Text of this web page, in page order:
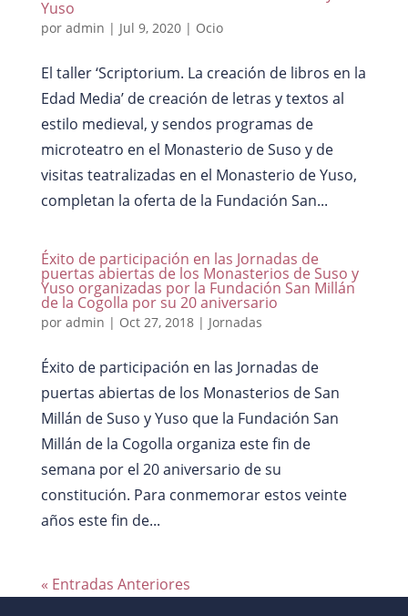
Yuso
por admin | Jul 9, 2020| Ocio
El taller ‘Scriptorium. La creación de libros en la
Edad Media’ de creación de letras y textos al
estilo medieval, y sendos programas de
microteatro en el Monasterio de Suso y de
visitas teatralizadas en el Monasterio de Yuso,
completan la oferta de la Fundación San...
Éxito de participación en las Jornadas de
puertas abiertas de los Monasterios de Suso y
Yuso organizadas por la Fundación San Millán
de la Cogolla por su 20 aniversario
por admin | Oct 27, 2018| Jornadas
Éxito de participación en las Jornadas de
puertas abiertas de los Monasterios de San
Millán de Suso y Yuso que la Fundación San
Millán de la Cogolla organiza este fin de
semana por el 20 aniversario de su
constitución. Para conmemorar estos veinte
años este fin de...
« Entradas Anteriores